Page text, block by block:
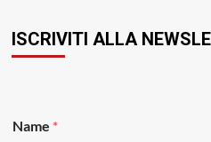
HECTOR
ISCRIVITI ALLA
Name *